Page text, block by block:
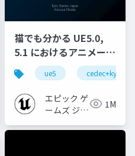
ue-rendering
猫でも分かる UE5.0,
5.1 におけるアニメーシ
ョンの新機能について
【CEDEC+KYUSHU
2022】
ue5 cedec+kyushu
エピック ゲ
ームズ ジャ
1M